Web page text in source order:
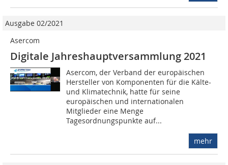
Ausgabe 02/2021
Asercom
Digitale Jahreshauptversammlung 2021
Asercom, der Verband der europäischen
Hersteller von Komponenten für die Kälte-
und Klimatechnik, hatte für seine
europäischen und internationalen
Mitglieder eine Menge
Tagesordnungspunkte auf...
mehr